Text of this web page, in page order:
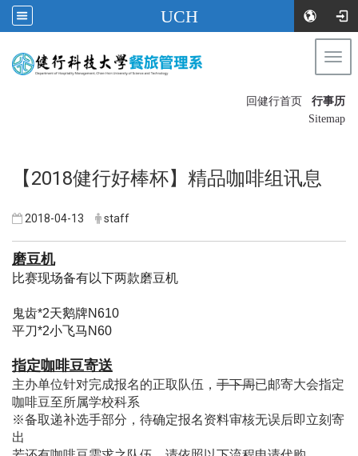
UCH
回健行首页
行事历
Sitemap
【2018健行好棒杯】精品咖啡组讯息
2018-04-13 staff
磨豆机
比赛现场备有以下两款磨豆机
鬼齿*2天鹅牌N610
平刀*2小飞马N60
指定咖啡豆寄送
主办单位针对完成报名的正取队伍， 于下周已邮寄大会指定
咖啡豆至所属学校科系
※备取递补选手部分，待确定报名资料审核无误后即立刻寄
出